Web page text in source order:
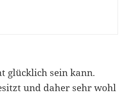
glücklich sein kann.
und daher sehr wohl